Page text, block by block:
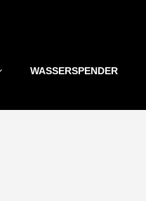
WASSERSPENDER